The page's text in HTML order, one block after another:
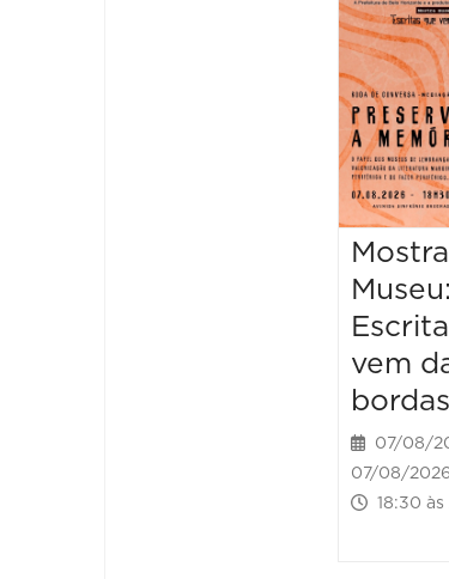
Mostra
Museu:
vem
bordas
07/08/
07/08/2026
18:30 às